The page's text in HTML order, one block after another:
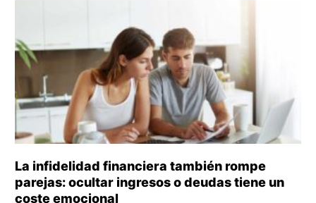
La infidelidad financiera también rompe
parejas: ocultar ingresos o deudas tiene un
coste emocional